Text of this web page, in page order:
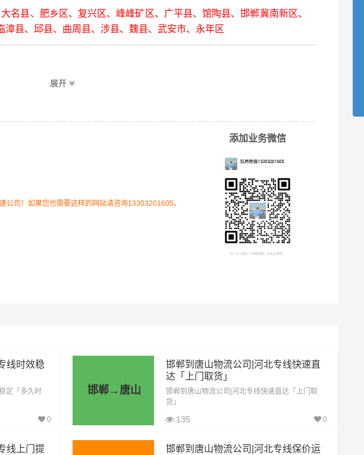
县、肥乡区、复兴区、峰峰矿区、广平县、馆陶县、邯郸冀南新区、
漳县、邱县、曲周县、涉县、魏县、武安市、永年区
货物特性来确定最终合作价格，可咨询
客服获取报价。
总价
0元
0.001公里 0元
按单价×公里，以上报价为市场透明价，仅供参考，不作为最终成交价
展开
公司！如果您也需要这样的网站请咨询13303201605。
添加业务微信
线时效稳
定「多久时
0
邯郸→唐山
邯郸到唐山物流公司|河北专线快速直
达「上门取货」
邯郸到唐山物流公司|河北专线快速直达「上门取
货」
135 0
线上门提
邯郸到唐山物流公司|河北专线保价运